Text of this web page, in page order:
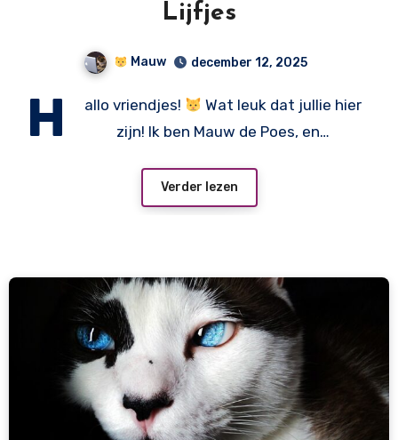
Lijfjes
Mauw december 12, 2025
H allo vriendjes!
Wat leuk dat jullie hier
zijn! Ik ben Mauw de Poes, en…
Verder lezen